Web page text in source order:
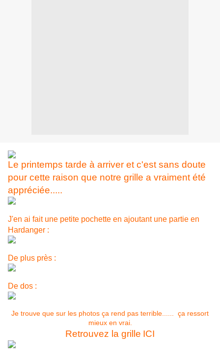
Le printemps tarde à arriver et c'est sans doute
pour cette raison que notre grille a vraiment été
appréciée.....
J'en ai fait une petite pochette en ajoutant une partie en
Hardanger :
De plus près :
De dos :
Je trouve que sur les photos ça rend pas terrible......
ça ressort
mieux en vrai.
Retrouvez la grille ICI